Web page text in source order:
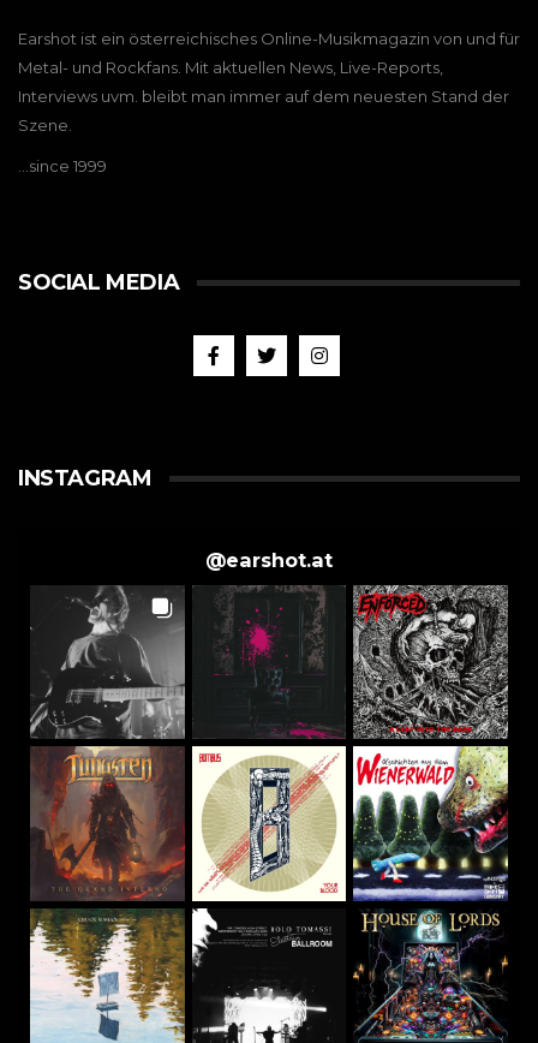
Earshot ist ein österreichisches Online-Musikmagazin von und für
Metal- und Rockfans. Mit aktuellen News, Live-Reports,
Interviews uvm. bleibt man immer auf dem neuesten Stand der
Szene.
…since 1999
SOCIAL MEDIA
INSTAGRAM
@earshot.at